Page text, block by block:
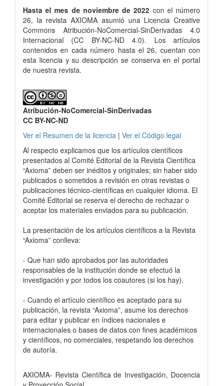
Hasta el mes de noviembre de 2022 con el número
26, la revista AXIOMA asumió una Licencia Creative
Commons Atribución-NoComercial-SinDerivadas 4.0
Internacional (CC BY-NC-ND 4.0). Los artículos
contenidos en cada número hasta el 26, cuentan con
esta licencia y su descripción se conserva en el portal
de nuestra revista.
Atribución-NoComercial-SinDerivadas
CC BY-NC-ND
Ver el Resumen de la licencia | Ver el Código legal
Al respecto explicamos que los artículos científicos
presentados al Comité Editorial de la Revista Científica
“Axioma” deben ser inéditos y originales; sin haber sido
publicados o sometidos a revisión en otras revistas o
publicaciones técnico-científicas en cualquier idioma. El
Comité Editorial se reserva el derecho de rechazar o
aceptar los materiales enviados para su publicación.
La presentación de los artículos científicos a la Revista
“Axioma” conlleva:
- Que han sido aprobados por las autoridades
responsables de la institución donde se efectuó la
investigación y por todos los coautores (si los hay).
- Cuando el artículo científico es aceptado para su
publicación, la revista “Axioma”, asume los derechos
para editar y publicar en índices nacionales e
internacionales o bases de datos con fines académicos
y científicos, no comerciales, respetando los derechos
de autoría.
AXIOMA- Revista Científica de Investigación, Docencia